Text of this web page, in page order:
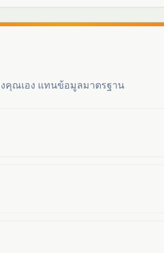
คุณเอง แทนข้อมูลมาตรฐาน